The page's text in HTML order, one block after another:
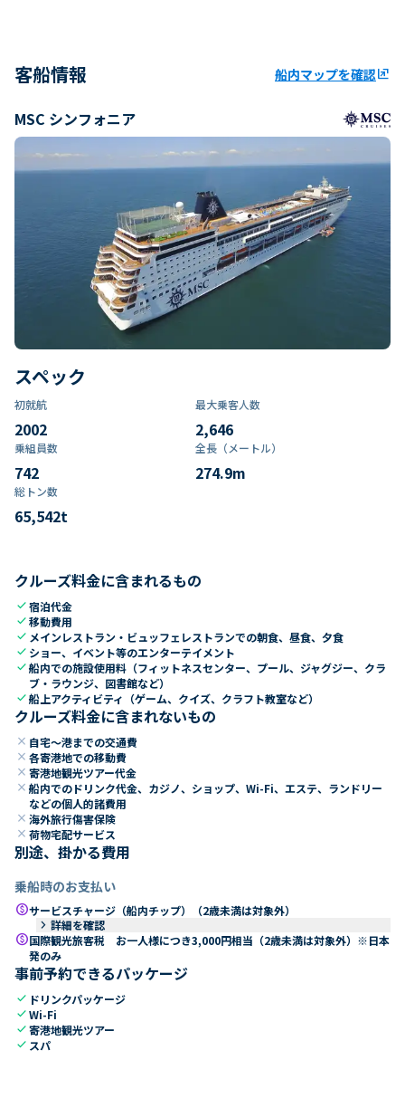
客船情報 船内マップを確認ungroup
MSC シンフォニア
スペック
初就航
2002
最大乗客人数
2,646
乗組員数​
742
全長（メートル）
274.9m
総トン数​
65,542t
クルーズ料金に含まれるもの
check宿泊代金
check移動費用
check メインレストラン・ビュッフェレストランでの朝食、昼食、夕食
check ショー、イベント等のエンターテイメント
check船内での施設使用料（フィットネスセンター、プール、ジャグジー、クラ
ブ・ラウンジ、図書館など）
check船上アクティビティ（ゲーム、クイズ、クラフト教室など）
クルーズ料金に含まれないもの
close 自宅～港までの交通費
close 各寄港地での移動費
close 寄港地観光ツアー代金
close 船内でのドリンク代金、カジノ、ショップ、Wi-Fi、エステ、ランドリー
などの個人的諸費用
close 海外旅行傷害保険
close 荷物宅配サービス
別途、掛かる費用
乗船時のお支払い
paidサービスチャージ（船内チップ）（2歳未満は対象外）
keyboard_arrow_right 詳細を確認
paid国際観光旅客税 お一人様につき3,000円相当（2歳未満は対象外）※日本
発のみ
事前予約できるパッケージ
check ドリンクパッケージ
checkWi-Fi
check寄港地観光ツアー
check スパ